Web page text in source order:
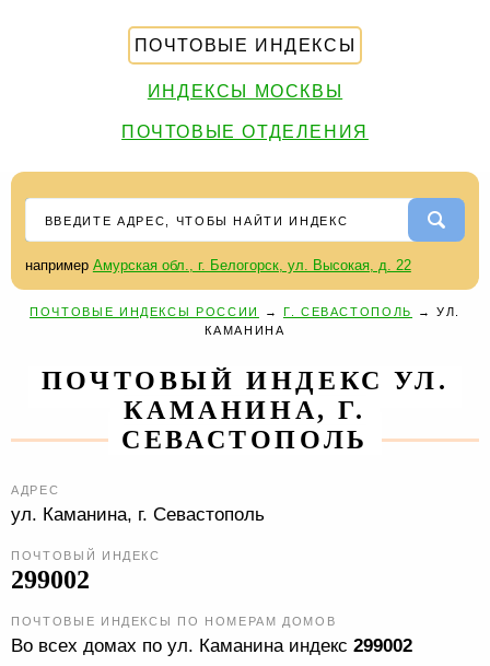
ПОЧТОВЫЕ ИНДЕКСЫ
ИНДЕКСЫ МОСКВЫ
ПОЧТОВЫЕ ОТДЕЛЕНИЯ
например Амурская обл., г. Белогорск, ул. Высокая, д. 22
ПОЧТОВЫЕ ИНДЕКСЫ РОССИИ → Г. СЕВАСТОПОЛЬ → УЛ.
КАМАНИНА
ПОЧТОВЫЙ ИНДЕКС УЛ.
КАМАНИНА, Г.
СЕВАСТОПОЛЬ
АДРЕС
ул. Каманина, г. Севастополь
ПОЧТОВЫЙ ИНДЕКС
299002
ПОЧТОВЫЕ ИНДЕКСЫ ПО НОМЕРАМ ДОМОВ
Во всех домах по ул. Каманина индекс 299002